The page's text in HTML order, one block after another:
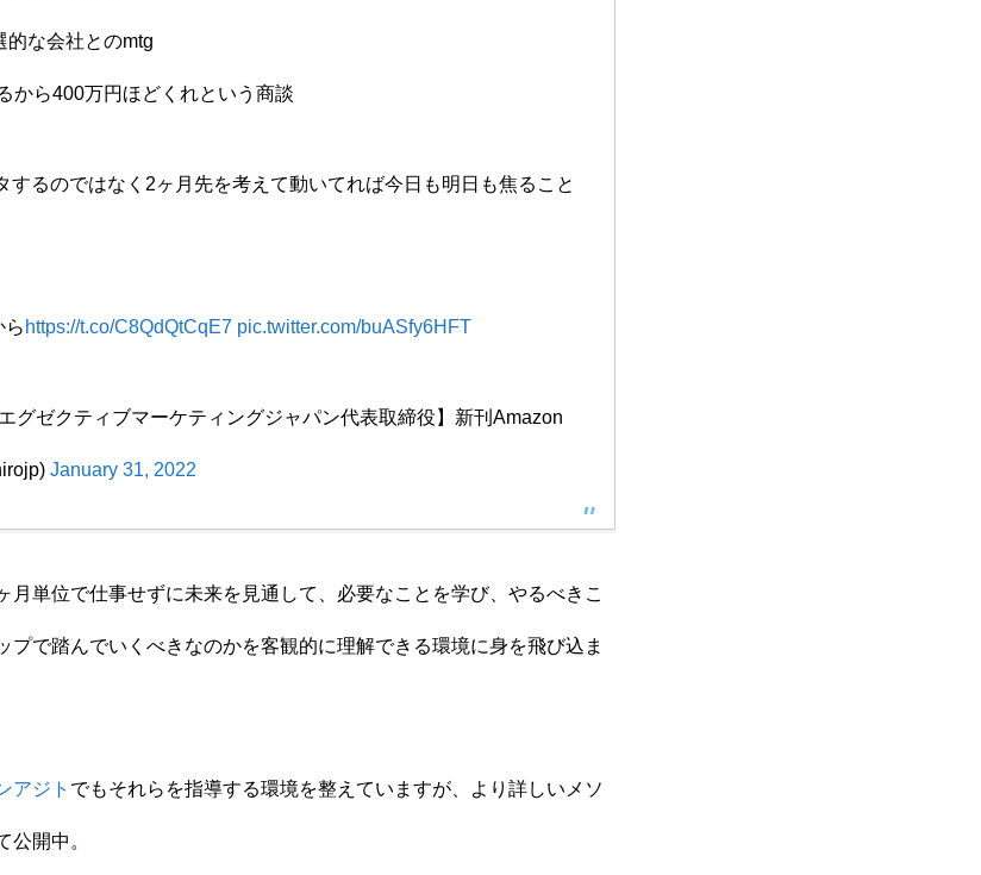
的な会社とのmtg
から400万円ほどくれという商談
するのではなく2ヶ月先を考えて動いてれば今日も明日も焦ること
ら https://t.co/C8QdQtCqE7 pic.twitter.com/buASfy6HFT
グゼクティブマーケティングジャパン代表取締役】新刊Amazon
January 31, 2022
月単位で仕事せずに未来を見通して、必要なことを学び、やるべきこ
プで踏んでいくべきなのかを客観的に理解できる環境に身を飛び込ま
アジト でもそれらを指導する環境を整えていますが、より詳しいメソ
公開中。